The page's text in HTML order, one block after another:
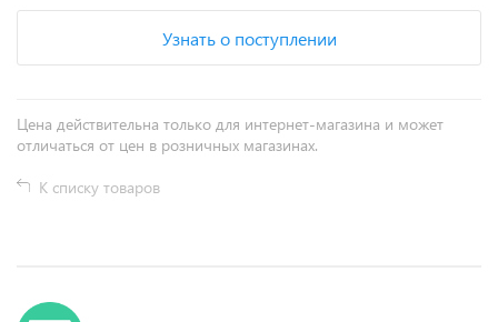
Узнать о поступлении
Цена действительна только для интернет-магазина и может
отличаться от цен в розничных магазинах.
К списку товаров